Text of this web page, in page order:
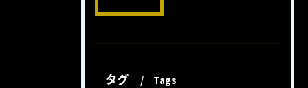
タグ Tags